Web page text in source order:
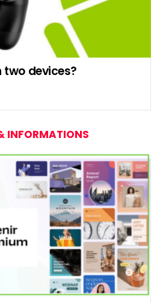
two devices?
INFORMATIONS